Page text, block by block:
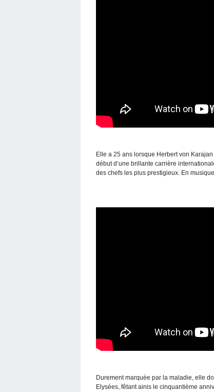
Elle a 25 ans lorsque Herbert von
début d’une brillante carrière
des chefs les plus prestigieux. En
Durement marquée par la maladie, elle
Elysées, fêtant ainis le cinquantième